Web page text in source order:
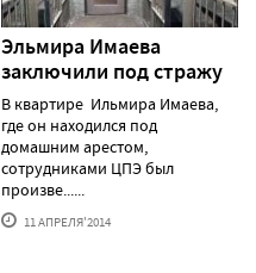
Эльмира Имаева
заключили под стражу
В квартире Ильмира Имаева,
где он находился под
домашним арестом,
сотрудниками ЦПЭ был
произве......
11 АПРЕЛЯ'2014